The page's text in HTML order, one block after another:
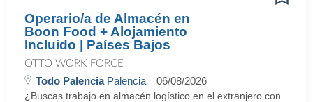
Operario/a de Almacén en
Boon Food + Alojamiento
Incluido | Países Bajos
OTTO WORK FORCE
Todo PalenciaPalencia 06/08/2026
¿Buscas trabajo en almacén logístico en el extranjero con